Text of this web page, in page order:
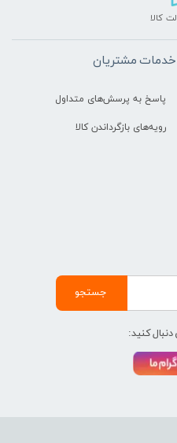
کالا
خدمات مشتریان
پاسخ به پرسش‌های متداول
رویه‌های بازگرداندن کالا
جستجو
کنید: